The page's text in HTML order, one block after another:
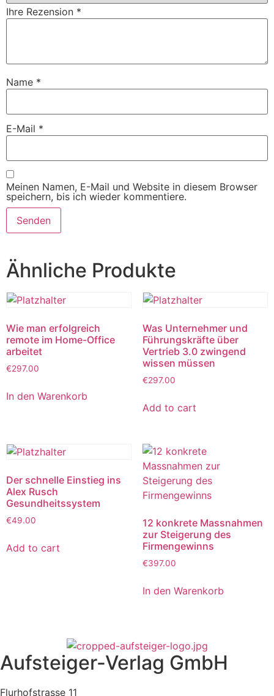
Ihre Rezension *
Name *
E-Mail *
Meinen Namen, E-Mail und Website in diesem Browser
speichern, bis ich wieder kommentiere.
Ähnliche Produkte
Wie man erfolgreich
remote im Home-Office
arbeitet
€297.00
In den Warenkorb
Was Unternehmer und
Führungskräfte über
Vertrieb 3.0 zwingend
wissen müssen
€297.00
Add to cart
Der schnelle Einstieg ins
Alex Rusch
Gesundheitssystem
€49.00
Add to cart
12 konkrete Massnahmen
zur Steigerung des
Firmengewinns
€397.00
In den Warenkorb
Aufsteiger-Verlag GmbH
Flurhofstrasse 11